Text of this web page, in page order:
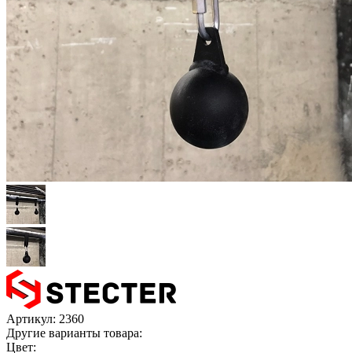
Артикул: 2360
Другие варианты товара:
Цвет: